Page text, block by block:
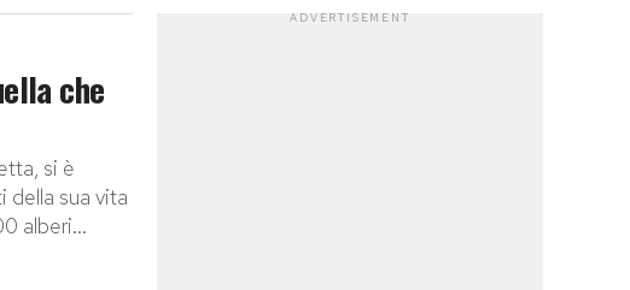
che
si è
della sua vita
alberi...
ADVERTISEMENT